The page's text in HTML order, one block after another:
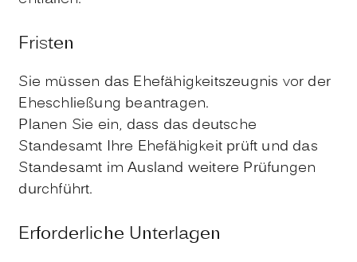
Fristen
Sie müssen das Ehefähigkeitszeugnis vor der
Eheschließung beantragen.
Planen Sie ein, dass das deutsche
Standesamt Ihre Ehefähigkeit prüft und das
Standesamt im Ausland weitere Prüfungen
durchführt.
Erforderliche Unterlagen